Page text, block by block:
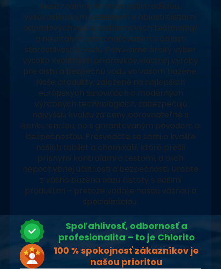
Naša rodinná firma sa pýši tradíciou,
vysokoškolským vzdelaním v oblasti čistiarní
odpadových vôd a vodárenských technológií
a neustálym zdokonaľovaním v oblasti
starostlivosti o vodu. Ponúkame široký výber
vysoko kvalitných prípravkov vlastnej výroby
pre čistú a bezpečnú vodu vo vašom bazéne.
Naše produkty, založené na najlepších
európskych surovinách a moderných
výrobných technológiách, zabezpečujú
najvyššiu kvalitu za ceny porovnateľné s
konkurenciou, no s garantovaným pôvodom a
bezpečnosťou. Presvedčte sa sami o kvalite
našich tabliet a chemikálií, ktoré prešli
prísnymi kontrolami a testami, a o ich
nepochybnej účinnosti a bezpečnosti. Urobte
z vášho bazéna oázu čistoty s našimi
produktmi – pretože voda je našou vášňou a
špecializáciou.
Spoľahlivosť, odbornosť a
profesionalita – to je Chlorito
100 % spokojnosť zákazníkov je
našou prioritou